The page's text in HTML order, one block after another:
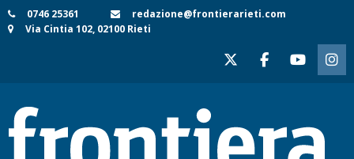
Skip
to
0746 25361
redazione@frontierarieti.com
Via Cintia 102, 02100 Rieti